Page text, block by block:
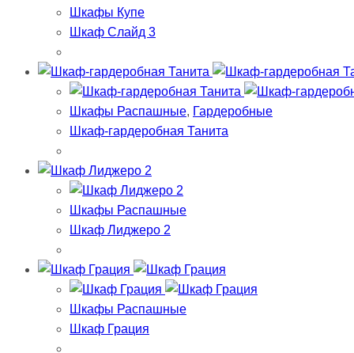
Шкафы Купе
Шкаф Слайд 3
Шкафы Распашные, Гардеробные
Шкаф-гардеробная Танита
Шкафы Распашные
Шкаф Лиджеро 2
Шкафы Распашные
Шкаф Грация